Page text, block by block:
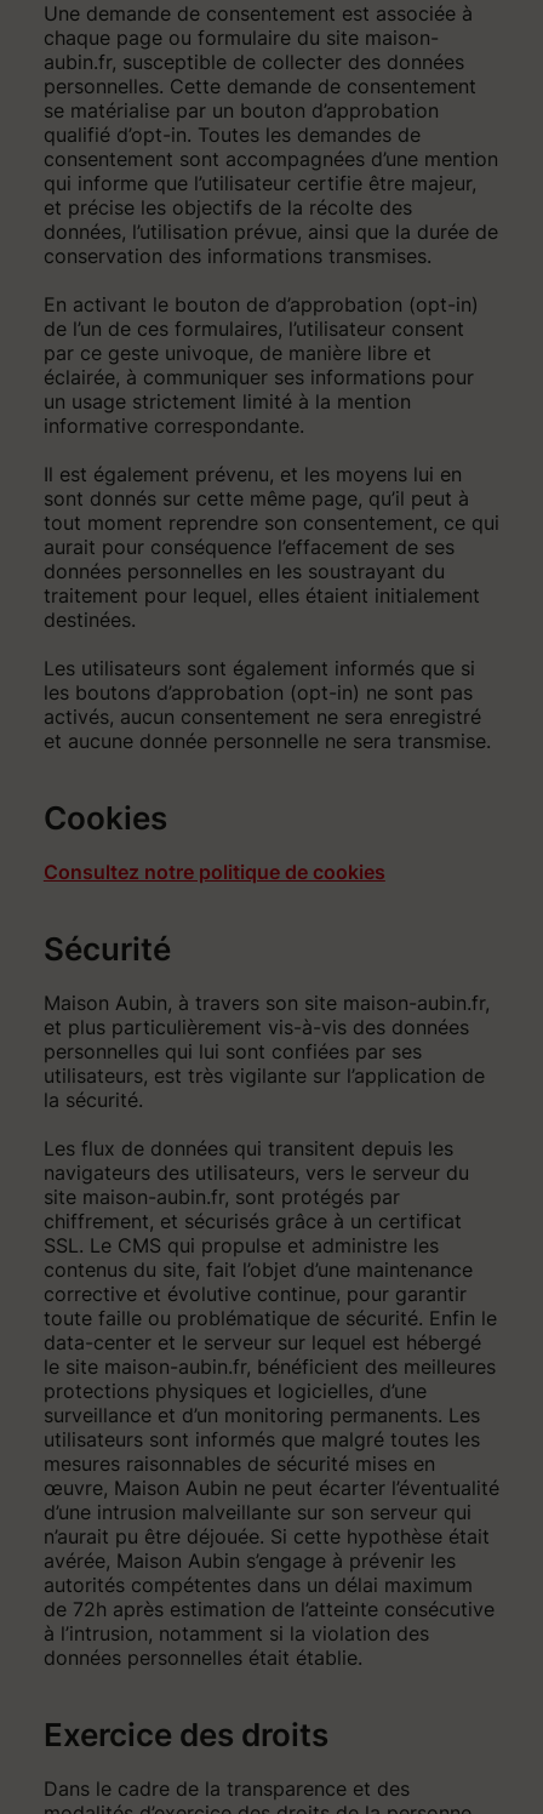
Une demande de consentement est associée à
chaque page ou formulaire du site maison-
aubin.fr, susceptible de collecter des données
personnelles. Cette demande de consentement
se matérialise par un bouton d’approbation
qualifié d’opt-in. Toutes les demandes de
consentement sont accompagnées d’une mention
qui informe que l’utilisateur certifie être majeur,
et précise les objectifs de la récolte des
données, l’utilisation prévue, ainsi que la durée de
conservation des informations transmises.
En activant le bouton de d’approbation (opt-in)
de l’un de ces formulaires, l’utilisateur consent
par ce geste univoque, de manière libre et
éclairée, à communiquer ses informations pour
un usage strictement limité à la mention
informative correspondante.
Il est également prévenu, et les moyens lui en
sont donnés sur cette même page, qu’il peut à
tout moment reprendre son consentement, ce qui
aurait pour conséquence l’effacement de ses
données personnelles en les soustrayant du
traitement pour lequel, elles étaient initialement
destinées.
Les utilisateurs sont également informés que si
les boutons d’approbation (opt-in) ne sont pas
activés, aucun consentement ne sera enregistré
et aucune donnée personnelle ne sera transmise.
Cookies
Consultez notre politique de cookies
Sécurité
Maison Aubin, à travers son site maison-aubin.fr,
et plus particulièrement vis-à-vis des données
personnelles qui lui sont confiées par ses
utilisateurs, est très vigilante sur l’application de
la sécurité.
Les flux de données qui transitent depuis les
navigateurs des utilisateurs, vers le serveur du
site maison-aubin.fr, sont protégés par
chiffrement, et sécurisés grâce à un certificat
SSL. Le CMS qui propulse et administre les
contenus du site, fait l’objet d’une maintenance
corrective et évolutive continue, pour garantir
toute faille ou problématique de sécurité. Enfin le
data-center et le serveur sur lequel est hébergé
le site maison-aubin.fr, bénéficient des meilleures
protections physiques et logicielles, d’une
surveillance et d’un monitoring permanents. Les
utilisateurs sont informés que malgré toutes les
mesures raisonnables de sécurité mises en
œuvre, Maison Aubin ne peut écarter l’éventualité
d’une intrusion malveillante sur son serveur qui
n’aurait pu être déjouée. Si cette hypothèse était
avérée, Maison Aubin s’engage à prévenir les
autorités compétentes dans un délai maximum
de 72h après estimation de l’atteinte consécutive
à l’intrusion, notamment si la violation des
données personnelles était établie.
Exercice des droits
Dans le cadre de la transparence et des